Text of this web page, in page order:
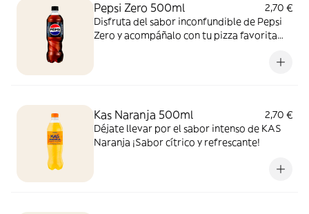
Pepsi Zero 500ml
2,70 €
Disfruta del sabor inconfundible de Pepsi
Zero y acompáñalo con tu pizza favorita
Kas Naranja 500ml
2,70 €
Déjate llevar por el sabor intenso de KAS
Naranja ¡Sabor cítrico y refrescante!